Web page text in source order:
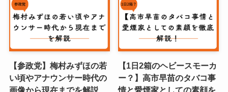
【参政党】梅村みずほの若
い頃やアナウンサー時代の
画像から現在までを解説
【1日2箱のヘビースモーカ
ー？】高市早苗のタバコ事
情と愛煙家としての素顔を